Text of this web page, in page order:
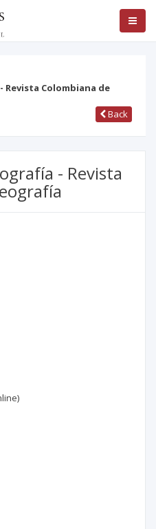
Revista Colombiana de
Back
- Revista